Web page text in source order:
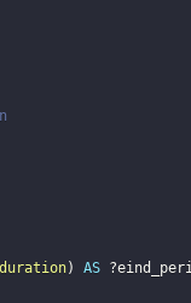
duration) AS